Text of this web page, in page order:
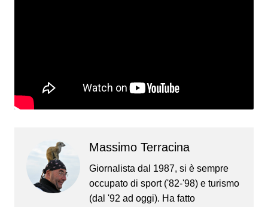
Massimo Terracina
Giornalista dal 1987, si è sempre
occupato di sport ('82-'98) e turismo
(dal '92 ad oggi). Ha fatto